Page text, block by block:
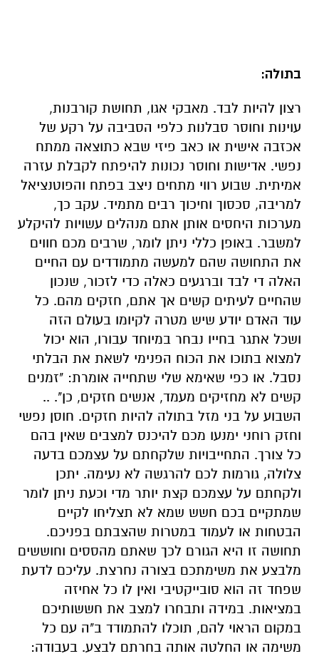
בתולה:
רצון להיות לבד. מאבקי אגו, תחושת קורבנות,
עוינות וחוסר סבלנות כלפי הסביבה על רקע של
אכזבה אישית או כאב פיזי שבא כתוצאה ממתח
נפשי. אדישות וחוסר נכונות להיפתח לקבלת עזרה
אמיתית. שבוע רווי מתחים ניצב בפתח והפוטנציאל
למריבה, סכסוך וחיכוך רבים מתמיד. עקב כך,
מערכות היחסים אותן אתם מנהלים עשויות להיקלע
למשבר. באופן כללי ניתן לומר, שרבים מכם חווים
את התחושה שהם למעשה מתמודדים עם החיים
האלה די לבד וברגעים כאלה כדי לזכור, שנכון
שהחיים לעיתים קשים אך אתם, חזקים מהם. כל
עוד האדם יודע שיש מטרה לקיומו בעולם הזה
ושכל אתגר בחייו נבחר במיוחד עבורו, הוא יכול
למצוא בתוכו את הכוח הפנימי לשאת את הבלתי
נסבל. או כפי שאימא שלי שתחייה אומרת: "זמנים
קשים לא מחזיקים מעמד, אנשים חזקים, כן". ..
השבוע על בני מזל בתולה להיות חזקים. חוסן נפשי
וחזק רוחני ימנעו מכם להיכנס למצבים שאין בהם
כל צורך. התחייבויות שלקחתם על עצמכם בדעה
צלולה, גורמות לכם להרגשה לא נעימה. יתכן
ולקחתם על עצמכם קצת יותר מדי וכעת ניתן לומר
שמתקיים בכם חשש שמא לא תצליחו לקיים
הבטחות או לעמוד במטרות שהצבתם בפניכם.
תחושה זו היא הגורם לכך שאתם מהססים וחוששים
מלבצע את משימתכם בצורה נחרצת. עליכם לדעת
שפחד זה הוא סובייקטיבי ואין לו כל אחיזה
במציאות. במידה ותבחרו למצב את חששותיכם
במקום הראוי להם, תוכלו להתמודד ב"ה עם כל
משימה או החלטה אותה בחרתם לבצע. בעבודה: